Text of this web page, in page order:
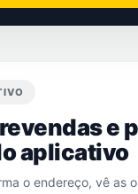
e
aplicativo
o endereço, vê as